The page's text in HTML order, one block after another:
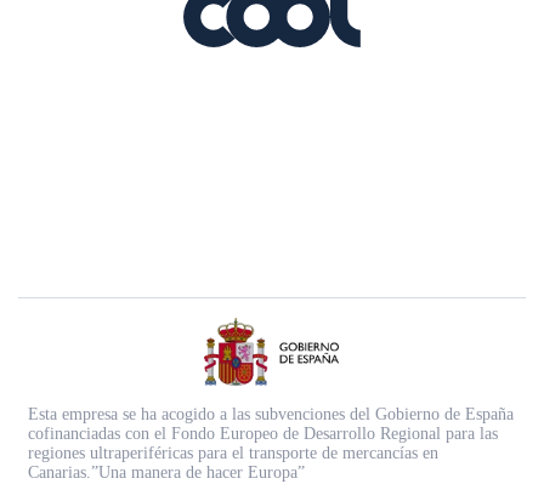
Esta empresa se ha acogido a las subvenciones del Gobierno de España
cofinanciadas con el Fondo Europeo de Desarrollo Regional para las
regiones ultraperiféricas para el transporte de mercancías en
Canarias.”Una manera de hacer Europa”